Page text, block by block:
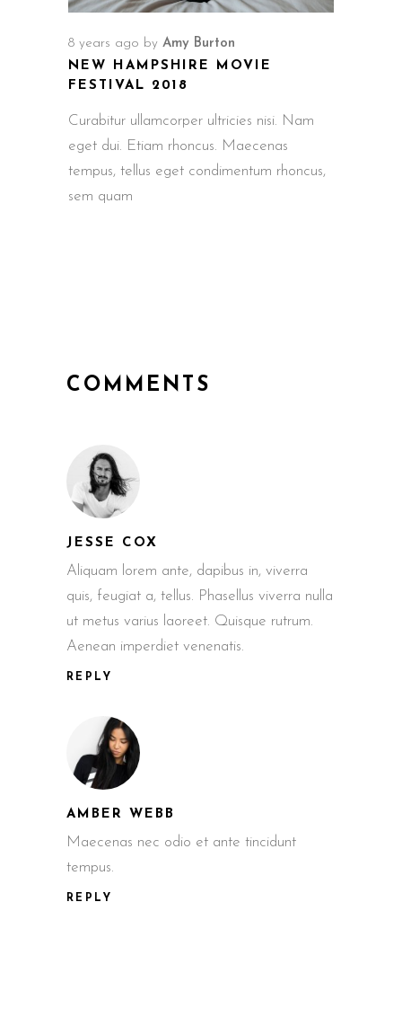
8 years ago by Amy Burton
NEW HAMPSHIRE MOVIE
FESTIVAL 2018
Curabitur ullamcorper ultricies nisi. Nam
eget dui. Etiam rhoncus. Maecenas
tempus, tellus eget condimentum rhoncus,
sem quam
COMMENTS
JESSE COX
Aliquam lorem ante, dapibus in, viverra
quis, feugiat a, tellus. Phasellus viverra nulla
ut metus varius laoreet. Quisque rutrum.
Aenean imperdiet venenatis.
REPLY
AMBER WEBB
Maecenas nec odio et ante tincidunt
tempus.
REPLY